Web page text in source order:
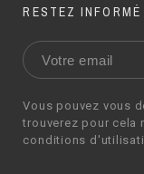
RESTEZ INFORMÉ
Vous pouvez vous
trouverez pour cela
conditions